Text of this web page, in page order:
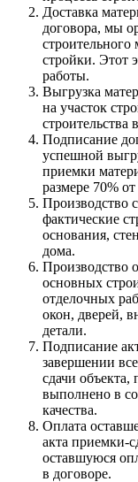
Доставка
договора, мы
строительного
стройки. Этот
работы.
Выгрузка
на участок
строительства
Подписание
успешной
приемки
размере 70%
Производство
фактические
основания,
дома.
Производство
основных
отделочных
окон, дверей,
детали.
Подписание
завершении
сдачи
выполнено в
качества.
Оплата
акта приемки-
оставшуюся
в договоре.